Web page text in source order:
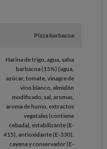
Pizza barbacoa
Harina de trigo, agua, salsa
barbacoa (15%) [agua,
azúcar, tomate, vinagre de
vino blanco, almidón
modificado, sal, aromas,
aroma de humo, extractos
vegetales (contiene
cebada), estabilizante (E-
415), antioxidante (E-330),
cayena y conservador (E-